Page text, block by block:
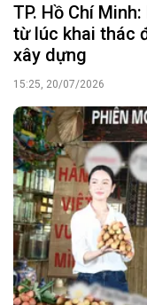
TP. Hồ Chí
từ lúc khai thác
xây dựng
15:25, 20/07/2026